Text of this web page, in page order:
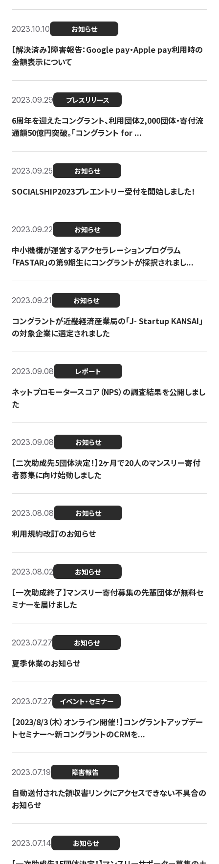
2023.10.10 お知らせ
【解決済み】障害報告：Google pay・Apple pay利用時の
金額表示について
2023.09.29 プレスリリース
6周年を迎えたコングラント、利用団体2,000団体・寄付流
通額50億円突破。「コングラント for ...
2023.09.25 お知らせ
SOCIALSHIP2023プレエントリー受付を開始しました！
2023.09.22 お知らせ
中小機構が運営するアクセラレーションプログラム
「FASTAR」の第9期生にコングラントが採択されまし...
2023.09.21 お知らせ
コングラントが近畿経済産業局の「J- Startup KANSAI」
の対象企業に選定されました
2023.09.08 レポート
ネットプロモータースコア（NPS）の調査結果を公開しまし
た
2023.09.08 お知らせ
【二次助成先5団体決定！】2ヶ月で20人のマンスリー寄付
者募集に向け始動しました
2023.08.08 お知らせ
利用規約改訂のお知らせ
2023.08.02 お知らせ
【一次助成終了】マンスリー寄付募集の先輩団体が無料セ
ミナーを届けました
2023.07.27 お知らせ
夏季休業のお知らせ
2023.07.27 イベント・セミナー
【2023/8/3（木）オンライン開催！】コングラントアップデー
トセミナー〜新コングラントのCRMを...
2023.07.19 障害報告
自動送付された領収書リンクにアクセスできない不具合の
お知らせ
2023.07.14 お知らせ